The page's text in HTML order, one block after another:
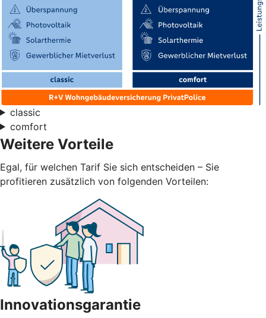
classic
comfort
Weitere Vorteile
Egal, für welchen Tarif Sie sich entscheiden – Sie
profitieren zusätzlich von folgenden Vorteilen:
Innovationsgarantie